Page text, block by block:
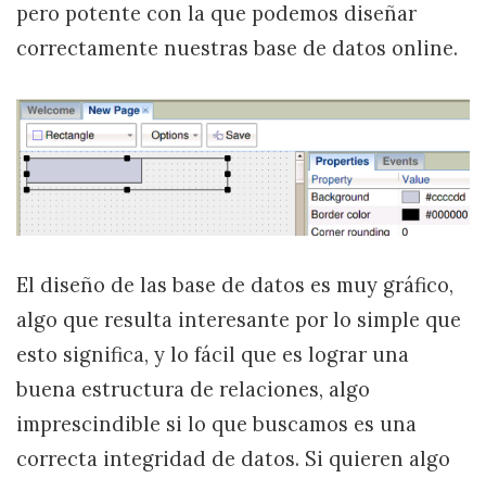
pero potente con la que podemos diseñar
correctamente nuestras base de datos online.
El diseño de las base de datos es muy gráfico,
algo que resulta interesante por lo simple que
esto significa, y lo fácil que es lograr una
buena estructura de relaciones, algo
imprescindible si lo que buscamos es una
correcta integridad de datos. Si quieren algo